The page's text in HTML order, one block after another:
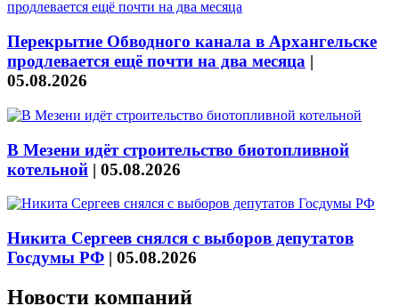
Перекрытие Обводного канала в Архангельске
продлевается ещё почти на два месяца |
05.08.2026
В Мезени идёт строительство биотопливной
котельной | 05.08.2026
Никита Сергеев снялся с выборов депутатов
Госдумы РФ | 05.08.2026
Новости компаний